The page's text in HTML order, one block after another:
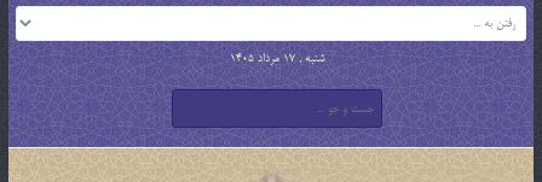
شنبه , 17 مرداد 1405